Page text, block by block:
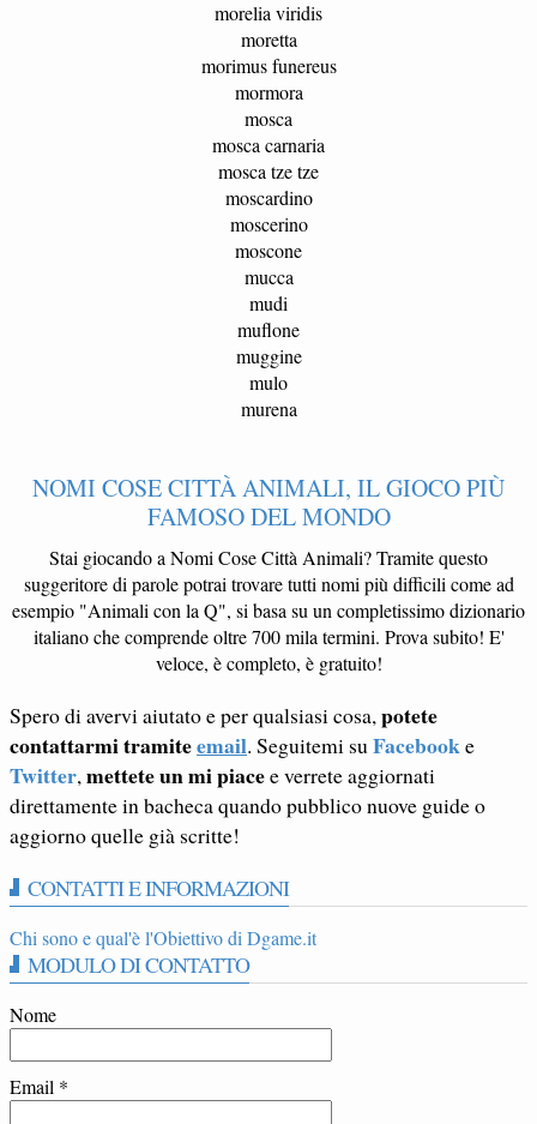
morelia viridis
moretta
morimus funereus
mormora
mosca
mosca carnaria
mosca tze tze
moscardino
moscerino
moscone
mucca
mudi
muflone
muggine
mulo
murena
NOMI COSE CITTÀ ANIMALI, IL GIOCO PIÙ
FAMOSO DEL MONDO
Stai giocando a Nomi Cose Città Animali? Tramite questo
suggeritore di parole potrai trovare tutti nomi più difficili come ad
esempio "Animali con la Q", si basa su un completissimo dizionario
italiano che comprende oltre 700 mila termini. Prova subito! E'
veloce, è completo, è gratuito!
Spero di avervi aiutato e per qualsiasi cosa, potete
contattarmi tramiteemail. Seguitemi su Facebooke
Twitter, mettete un mi piacee verrete aggiornati
direttamente in bacheca quando pubblico nuove guide o
aggiorno quelle già scritte!
CONTATTI E INFORMAZIONI
Chi sono e qual'è l'Obiettivo di Dgame.it
MODULO DI CONTATTO
Nome
Email *